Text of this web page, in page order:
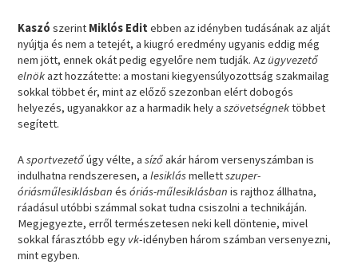
Kaszó szerint Miklós Edit ebben az idényben tudásának az alját
nyújtja és nem a tetejét, a kiugró eredmény ugyanis eddig még
nem jött, ennek okát pedig egyelőre nem tudják. Azügyvezető
elnökazt hozzátette: a mostani kiegyensúlyozottság szakmailag
sokkal többet ér, mint az előző szezonban elért dobogós
helyezés, ugyanakkor az a harmadik hely aszövetségnektöbbet
segített.
Asportvezetőúgy vélte, asízőakár három versenyszámban is
indulhatna rendszeresen, alesiklásmellettszuper-
óriásműlesiklásban ésóriás-műlesiklásban is rajthoz állhatna,
ráadásul utóbbi számmal sokat tudna csiszolni a technikáján.
Megjegyezte, erről természetesen neki kell döntenie, mivel
sokkal fárasztóbb egy vk-idényben három számban versenyezni,
mint egyben.